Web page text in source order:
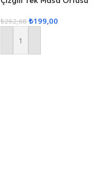
₺262,68 ₺199,00
Sepete Ekle